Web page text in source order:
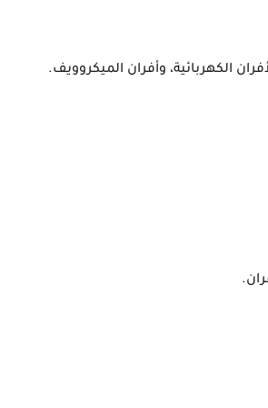
الكهربائية، وأفران الميكروويف.